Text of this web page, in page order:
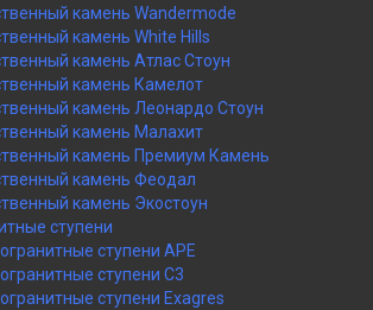
камень Wandermode
камень White Hills
камень Атлас Стоун
камень Камелот
камень Леонардо Стоун
камень Малахит
камень Премиум Камень
камень Феодал
камень Экостоун
ступени
ступени APE
ступени C3
ступени Exagres